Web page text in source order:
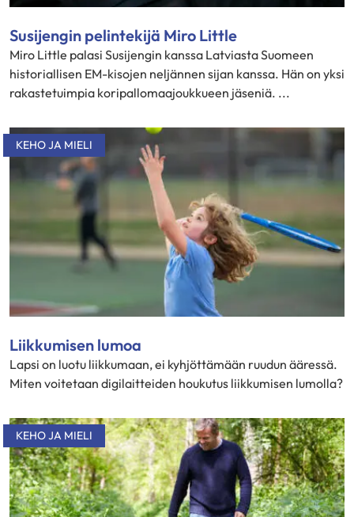
Susijengin pelintekijä Miro Little
Miro Little palasi Susijengin kanssa Latviasta Suomeen
historiallisen EM-kisojen neljännen sijan kanssa. Hän on yksi
rakastetuimpia koripallomaajoukkueen jäseniä. ...
KEHO JA MIELI
Liikkumisen lumoa
Lapsi on luotu liikkumaan, ei kyhjöttämään ruudun ääressä.
Miten voitetaan digilaitteiden houkutus liikkumisen lumolla?
KEHO JA MIELI